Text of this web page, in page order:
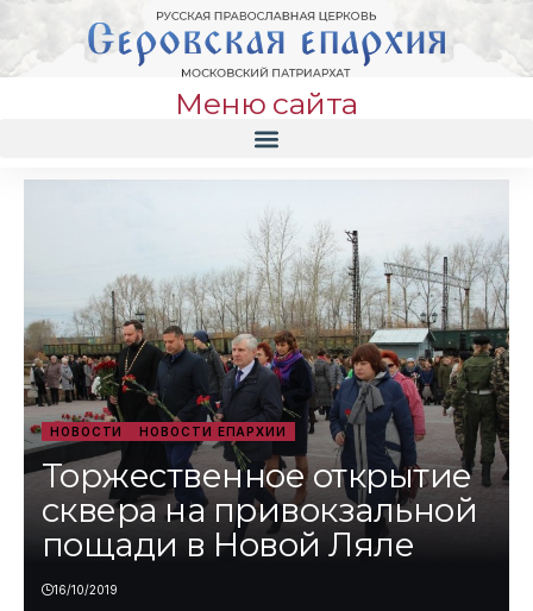
Меню сайта
НОВОСТИ НОВОСТИ ЕПАРХИИ
Торжественное открытие
сквера на привокзальной
пощади в Новой Ляле
16/10/2019